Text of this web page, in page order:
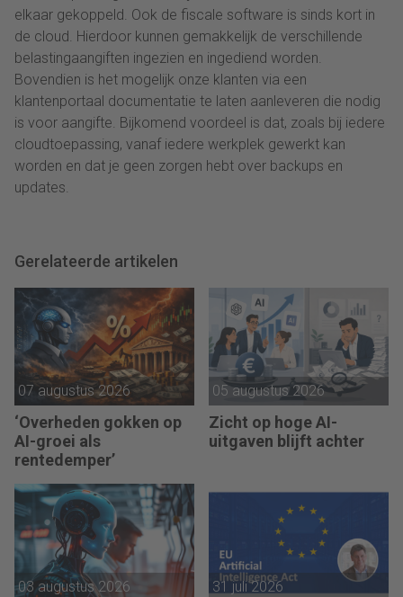
elkaar gekoppeld. Ook de fiscale software is sinds kort in
de cloud. Hierdoor kunnen gemakkelijk de verschillende
belastingaangiften ingezien en ingediend worden.
Bovendien is het mogelijk onze klanten via een
klantenportaal documentatie te laten aanleveren die nodig
is voor aangifte. Bijkomend voordeel is dat, zoals bij iedere
cloudtoepassing, vanaf iedere werkplek gewerkt kan
worden en dat je geen zorgen hebt over backups en
updates.
Gerelateerde artikelen
07 augustus 2026
‘Overheden gokken op
AI-groei als
rentedemper’
05 augustus 2026
Zicht op hoge AI-
uitgaven blijft achter
03 augustus 2026 31 juli 2026